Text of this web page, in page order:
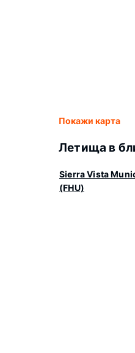
Покажи карта
Летища в
Sierra Vista
(FHU)